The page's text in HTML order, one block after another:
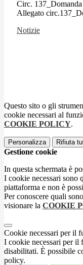
Circ.
Allegato
Notizie
Questo sito o gli
cookie necessari al
COOKIE POLICY.
Personalizza Rifiuta
Gestione cookie
In questa schermata è
I cookie necessari sono
piattaforma e non è
Per conoscere quali
visionare la COOKIE
Cookie necessari per il
I cookie necessari per il
disabilitati. È possibile
policy.